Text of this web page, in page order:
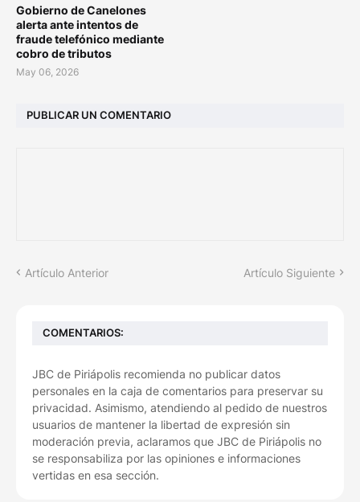
Gobierno de Canelones
alerta ante intentos de
fraude telefónico mediante
cobro de tributos
May 06, 2026
PUBLICAR UN COMENTARIO
Artículo Anterior Artículo Siguiente
COMENTARIOS:
JBC de Piriápolis recomienda no publicar datos
personales en la caja de comentarios para preservar su
privacidad. Asimismo, atendiendo al pedido de nuestros
usuarios de mantener la libertad de expresión sin
moderación previa, aclaramos que JBC de Piriápolis no
se responsabiliza por las opiniones e informaciones
vertidas en esa sección.